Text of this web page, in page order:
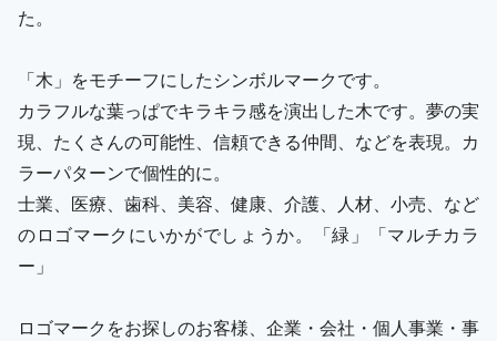
た。
「木」をモチーフにしたシンボルマークです。
カラフルな葉っぱでキラキラ感を演出した木です。夢の実
現、たくさんの可能性、信頼できる仲間、などを表現。カ
ラーパターンで個性的に。
士業、医療、歯科、美容、健康、介護、人材、小売、など
のロゴマークにいかがでしょうか。「緑」「マルチカラ
ー」
ロゴマークをお探しのお客様、企業・会社・個人事業・事